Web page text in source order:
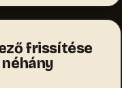
frissítése